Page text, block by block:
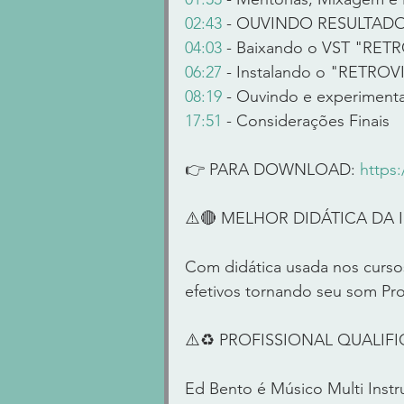
02:43 - OUVINDO
04:03 - Baixando o VST
06:27 - Instalando o
08:19 - Ouvindo e
17:51 - Considerações Finais
👉 PARA DOWNLOAD:
⚠️🔴 MELHOR DIDÁTICA
Com didática usada nos
efetivos tornando seu som
⚠️♻️ PROFISSIONAL
Ed Bento é Músico Multi